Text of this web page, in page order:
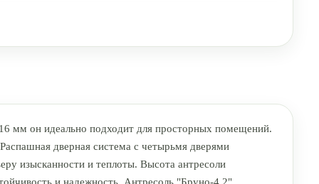
мм он идеально подходит для просторных помещений.
дверная система с четырьмя дверями
изысканности и теплоты. Высота антресоли
и надежность. Антресоль "Бруно-4.2"